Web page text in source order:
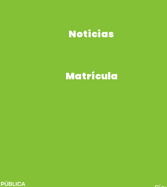
Noticias
Matrícula